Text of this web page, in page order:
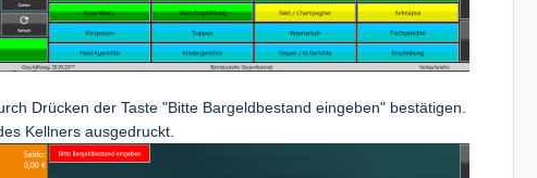
Drücken der Taste "Bitte Bargeldbestand eingeben" bestätigen.
Kellners ausgedruckt.